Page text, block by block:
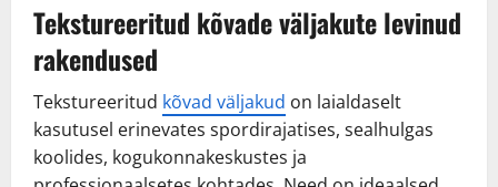
Tekstureeritud kõvade väljakute levinud
rakendused
Tekstureeritud kõvad väljakud on laialdaselt
kasutusel erinevates spordirajatises, sealhulgas
koolides, kogukonnakeskustes ja